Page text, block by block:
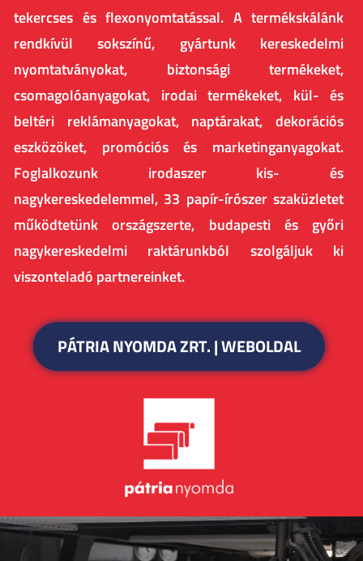
tekercses és flexonyomtatással. A termékskálánk
rendkívül sokszínű, gyártunk kereskedelmi
nyomtatványokat, biztonsági termékeket,
csomagolóanyagokat, irodai termékeket, kül- és
beltéri reklámanyagokat, naptárakat, dekorációs
eszközöket, promóciós és marketinganyagokat.
Foglalkozunk irodaszer kis- és
nagykereskedelemmel, 33 papír-írószer szaküzletet
működtetünk országszerte, budapesti és győri
nagykereskedelmi raktárunkból szolgáljuk ki
viszonteladó partnereinket.
PÁTRIA NYOMDA ZRT. | WEBOLDAL